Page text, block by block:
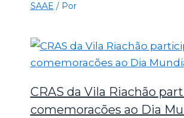
SAAE / Por
CRAS da Vila Riachão
comemoracões ao Dia